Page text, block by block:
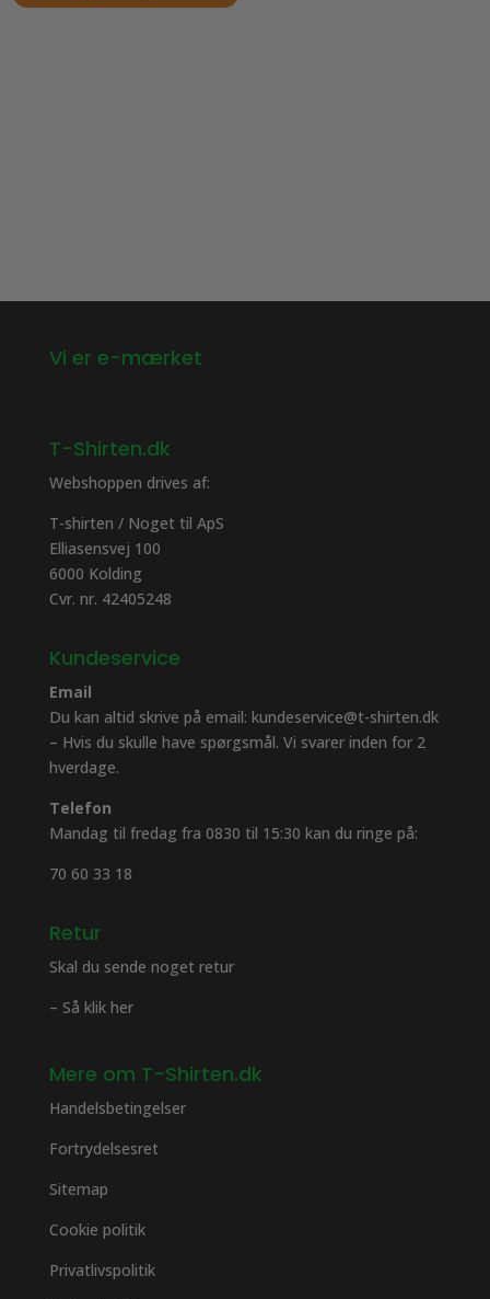
Vi er e-mærket
T-Shirten.dk
Webshoppen drives af:
T-shirten / Noget til ApS
Elliasensvej 100
6000 Kolding
Cvr. nr. 42405248
Kundeservice
Email
Du kan altid skrive på email: kundeservice@t-shirten.dk
– Hvis du skulle have spørgsmål. Vi svarer inden for 2
hverdage.
Telefon
Mandag til fredag fra 0830 til 15:30 kan du ringe på:
70 60 33 18
Retur
Skal du sende noget retur
– Så klik her
Mere om T-Shirten.dk
Handelsbetingelser
Fortrydelsesret
Sitemap
Cookie politik
Privatlivspolitik